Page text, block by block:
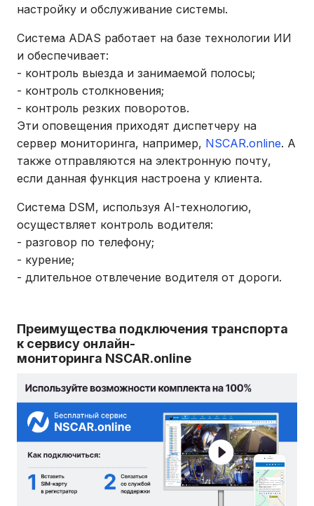
настройку и обслуживание системы.
Система ADAS работает на базе технологии ИИ
и обеспечивает:
- контроль выезда и занимаемой полосы;
- контроль столкновения;
- контроль резких поворотов.
Эти оповещения приходят диспетчеру на
сервер мониторинга, например, NSCAR.online. А
также отправляются на электронную почту,
если данная функция настроена у клиента.
Система DSM, используя AI-технологию,
осуществляет контроль водителя:
- разговор по телефону;
- курение;
- длительное отвлечение водителя от дороги.
Преимущества подключения транспорта
к сервису онлайн-
мониторинга NSCAR.online